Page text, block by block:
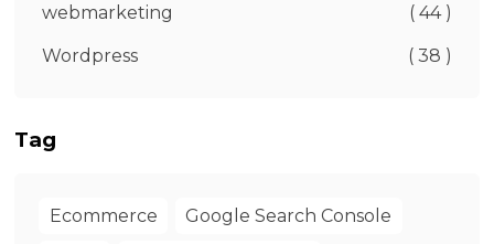
webmarketing ( 44 )
Wordpress ( 38 )
Tag
Ecommerce Google Search Console